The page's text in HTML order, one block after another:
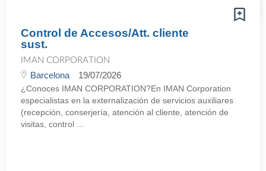
Control de Accesos/Att. cliente
sust.
IMAN CORPORATION
Barcelona 19/07/2026
¿Conoces IMAN CORPORATION?En IMAN Corporation
especialistas en la externalización de servicios auxiliares
(recepción, conserjería, atención al cliente, atención de
visitas, control ...